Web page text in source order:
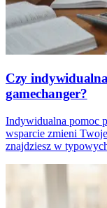
Czy
gamechanger?
Indywidualna pomoc
wsparcie zmieni
znajdziesz w